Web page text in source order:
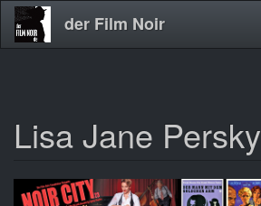
Direkt
zum
der Film Noir
Lisa Jane Persky